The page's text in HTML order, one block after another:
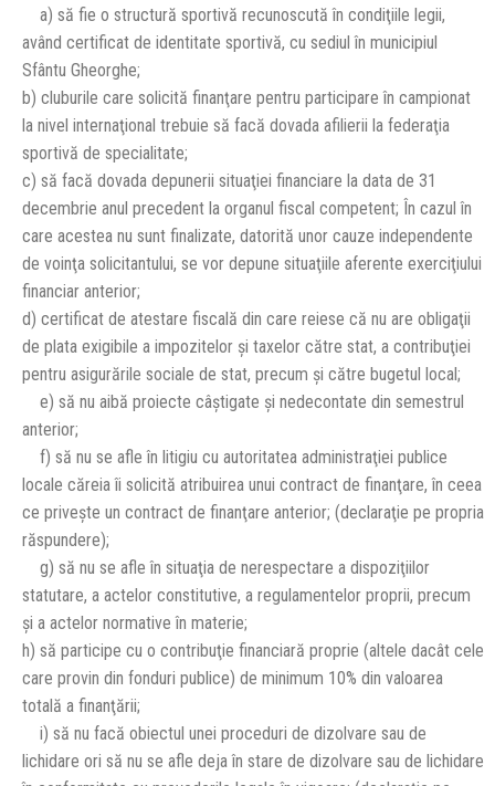
a) să fie o structură sportivă recunoscută în condiţiile legii,
având certificat de identitate sportivă, cu sediul în municipiul
Sfântu Gheorghe;
b) cluburile care solicită finanţare pentru participare în campionat
la nivel internaţional trebuie să facă dovada afilierii la federaţia
sportivă de specialitate;
c) să facă dovada depunerii situaţiei financiare la data de 31
decembrie anul precedent la organul fiscal competent; În cazul în
care acestea nu sunt finalizate, datorită unor cauze independente
de voinţa solicitantului, se vor depune situaţiile aferente exerciţiului
financiar anterior;
d) certificat de atestare fiscală din care reiese că nu are obligaţii
de plata exigibile a impozitelor şi taxelor către stat, a contribuţiei
pentru asigurările sociale de stat, precum şi către bugetul local;
e) să nu aibă proiecte câştigate şi nedecontate din semestrul
anterior;
f) să nu se afle în litigiu cu autoritatea administraţiei publice
locale căreia îi solicită atribuirea unui contract de finanţare, în ceea
ce priveşte un contract de finanţare anterior; (declaraţie pe propria
răspundere);
g) să nu se afle în situaţia de nerespectare a dispoziţiilor
statutare, a actelor constitutive, a regulamentelor proprii, precum
şi a actelor normative în materie;
h) să participe cu o contribuţie financiară proprie (altele dacât cele
care provin din fonduri publice) de minimum 10% din valoarea
totală a finanţării;
i) să nu facă obiectul unei proceduri de dizolvare sau de
lichidare ori să nu se afle deja în stare de dizolvare sau de lichidare